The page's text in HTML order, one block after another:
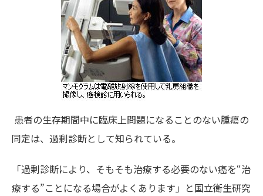
患者の生存期間中に臨床上問題になることのない腫瘍の
同定は、過剰診断として知られている。
「過剰診断により、そもそも治療する必要のない癌を“治
療する”ことになる場合がよくあります」と国立衛生研究